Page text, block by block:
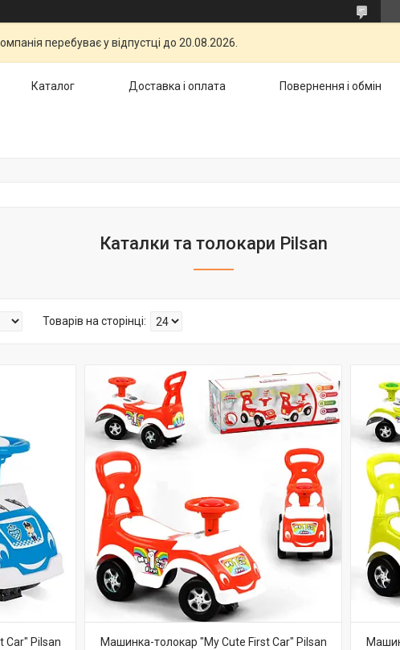
перебуває у відпустці до 20.08.2026.
Каталог Доставка і оплата Повернення і обмін
Каталки та толокари Pilsan
Car" Pilsan
Машинка-толокар "My Cute First Car" Pilsan